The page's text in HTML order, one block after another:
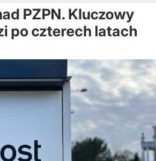
PZPN. Kluczowy
po czterech latach